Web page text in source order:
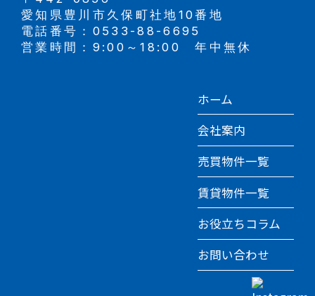
愛知県豊川市久保町社地10番地
電話番号：0533-88-6695
営業時間：9:00～18:00 年中無休
ホーム
会社案内
売買物件一覧
賃貸物件一覧
お役立ちコラム
お問い合わせ